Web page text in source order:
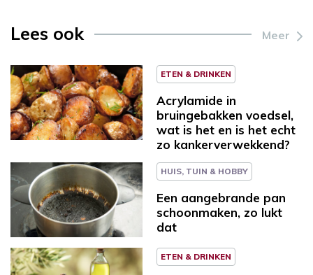
Lees ook Meer
ETEN & DRINKEN
Acrylamide in
bruingebakken voedsel,
wat is het en is het echt
zo kankerverwekkend?
HUIS, TUIN & HOBBY
Een aangebrande pan
schoonmaken, zo lukt
dat
ETEN & DRINKEN